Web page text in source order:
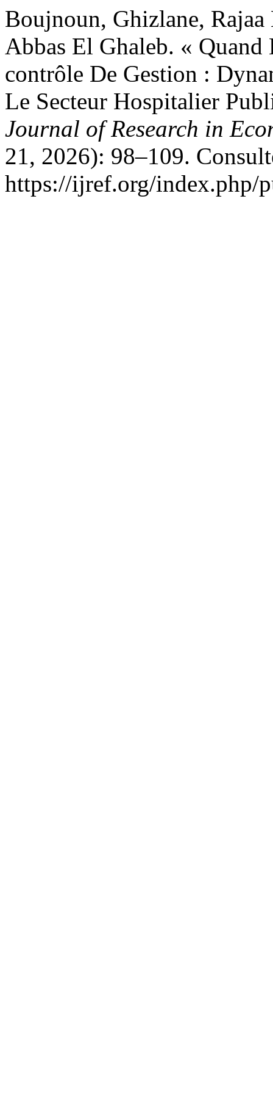
Boujnoun, Ghizlane,
Abbas El Ghaleb. «
contrôle De Gestion :
Le Secteur Hospitalier
Journal of Research in
21, 2026): 98–109.
https://ijref.org/index.php/